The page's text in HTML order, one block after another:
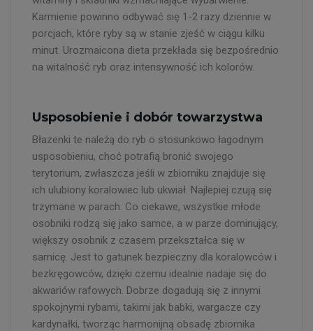
Karmienie powinno odbywać się 1-2 razy dziennie w
porcjach, które ryby są w stanie zjeść w ciągu kilku
minut. Urozmaicona dieta przekłada się bezpośrednio
na witalność ryb oraz intensywność ich kolorów.
Usposobienie i dobór towarzystwa
Błazenki te należą do ryb o stosunkowo łagodnym
usposobieniu, choć potrafią bronić swojego
terytorium, zwłaszcza jeśli w zbiorniku znajduje się
ich ulubiony koralowiec lub ukwiał. Najlepiej czują się
trzymane w parach. Co ciekawe, wszystkie młode
osobniki rodzą się jako samce, a w parze dominujący,
większy osobnik z czasem przekształca się w
samicę. Jest to gatunek bezpieczny dla koralowców i
bezkręgowców, dzięki czemu idealnie nadaje się do
akwariów rafowych. Dobrze dogadują się z innymi
spokojnymi rybami, takimi jak babki, wargacze czy
kardynałki, tworząc harmonijną obsadę zbiornika